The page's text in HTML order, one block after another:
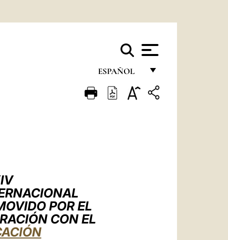
ESPAÑOL
FRANÇAIS
POR EL
CON EL